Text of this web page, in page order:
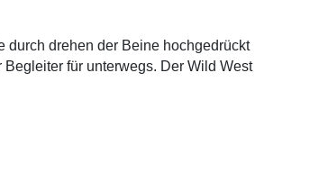
durch drehen der Beine hochgedrückt
für unterwegs. Der Wild West